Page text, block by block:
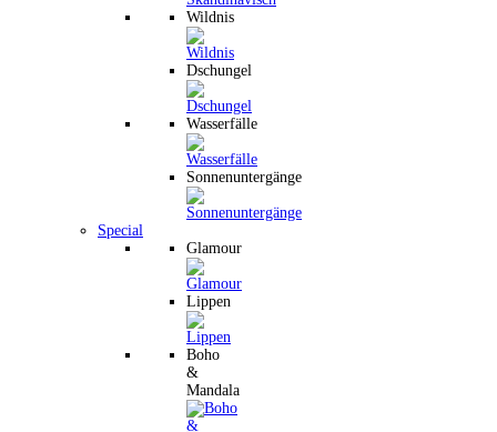
Wildnis
Dschungel
Wasserfälle
Sonnenuntergänge
Special
Glamour
Lippen
Boho
&
Mandala